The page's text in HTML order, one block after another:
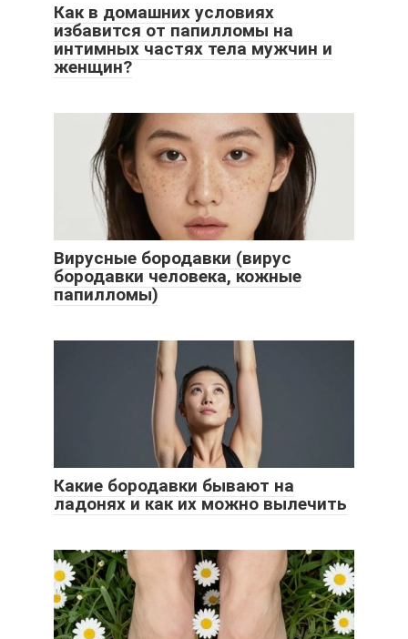
Как в домашних условиях
избавится от папилломы на
интимных частях тела мужчин и
женщин?
Вирусные бородавки (вирус
бородавки человека, кожные
папилломы)
Какие бородавки бывают на
ладонях и как их можно вылечить